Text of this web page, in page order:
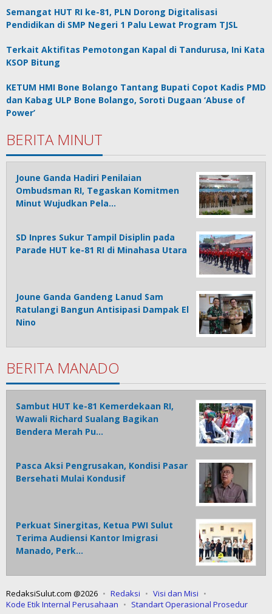
Semangat HUT RI ke-81, PLN Dorong Digitalisasi
Pendidikan di SMP Negeri 1 Palu Lewat Program TJSL
Terkait Aktifitas Pemotongan Kapal di Tandurusa, Ini Kata
KSOP Bitung
KETUM HMI Bone Bolango Tantang Bupati Copot Kadis PMD
dan Kabag ULP Bone Bolango, Soroti Dugaan ‘Abuse of
Power’
BERITA MINUT
Joune Ganda Hadiri Penilaian
Ombudsman RI, Tegaskan Komitmen
Minut Wujudkan Pela…
SD Inpres Sukur Tampil Disiplin pada
Parade HUT ke-81 RI di Minahasa Utara
Joune Ganda Gandeng Lanud Sam
Ratulangi Bangun Antisipasi Dampak El
Nino
BERITA MANADO
Sambut HUT ke-81 Kemerdekaan RI,
Wawali Richard Sualang Bagikan
Bendera Merah Pu…
Pasca Aksi Pengrusakan, Kondisi Pasar
Bersehati Mulai Kondusif
Perkuat Sinergitas, Ketua PWI Sulut
Terima Audiensi Kantor Imigrasi
Manado, Perk…
RedaksiSulut.com @2026 Redaksi
Visi dan Misi
Kode Etik Internal Perusahaan
Standart Operasional Prosedur